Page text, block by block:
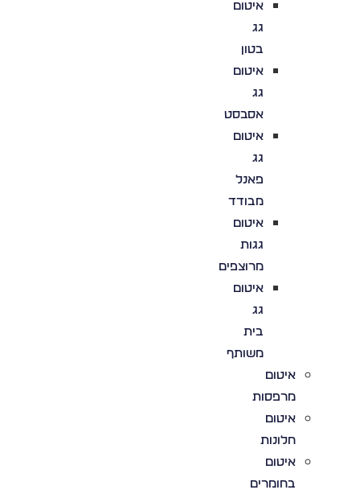
איטום
גג
בטון
איטום
גג
אסבסט
איטום
גג
פאנל
מבודד
איטום
גגות
מרוצפים
איטום
גג
בית
משותף
איטום
מרפסות
איטום
חלונות
איטום
בחומרים